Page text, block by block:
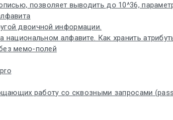
позволяет выводить до 10^36,
двоичной информации.
национальном алфавите. Как хранить
мемо-полей
работу со сквозными запросами